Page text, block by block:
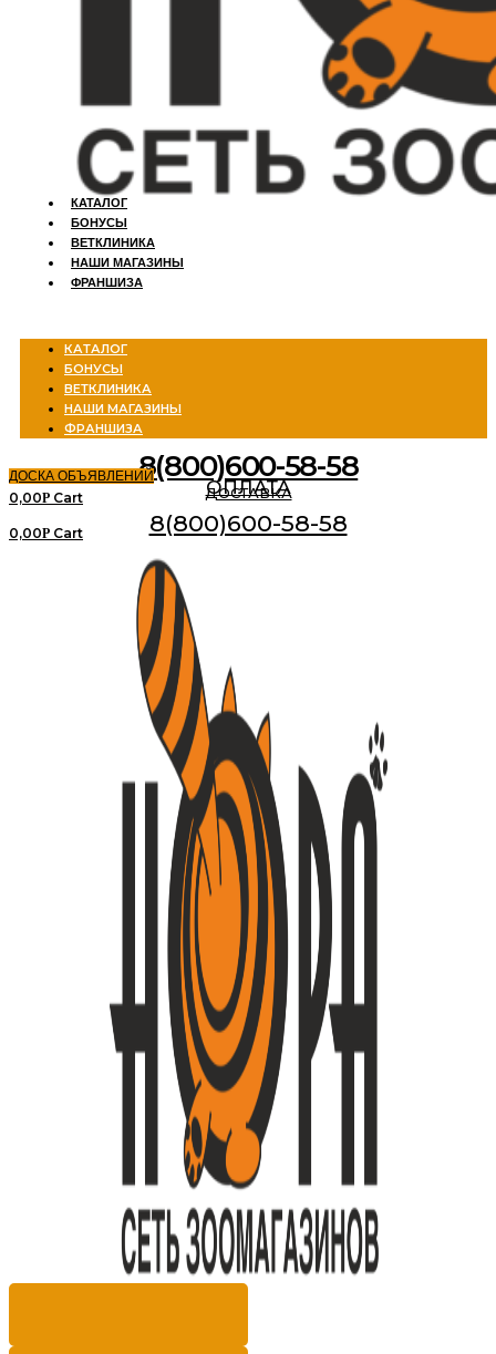
КАТАЛОГ
БОНУСЫ
ВЕТКЛИНИКА
НАШИ МАГАЗИНЫ
ФРАНШИЗА
КАТАЛОГ
БОНУСЫ
ВЕТКЛИНИКА
НАШИ МАГАЗИНЫ
ФРАНШИЗА
8(800)600-58-58
ДОСКА ОБЪЯВЛЕНИЙ
ДОСТАВКА
ОПЛАТА
0,00Р Cart
8(800)600-58-58
0,00Р Cart